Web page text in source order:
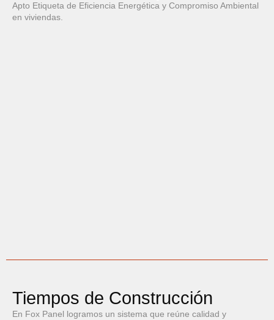
Apto Etiqueta de Eficiencia Energética y Compromiso Ambiental
en viviendas.
Tiempos de Construcción
En Fox Panel logramos un sistema que reúne calidad y